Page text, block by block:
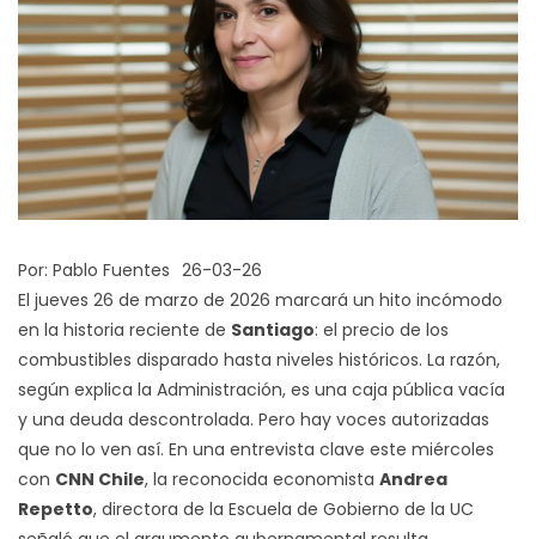
Por: Pablo Fuentes 26-03-26
El jueves 26 de marzo de 2026 marcará un hito incómodo
en la historia reciente de Santiago: el precio de los
combustibles disparado hasta niveles históricos. La razón,
según explica la Administración, es una caja pública vacía
y una deuda descontrolada. Pero hay voces autorizadas
que no lo ven así. En una entrevista clave este miércoles
con CNN Chile, la reconocida economista Andrea
Repetto, directora de la Escuela de Gobierno de la UC